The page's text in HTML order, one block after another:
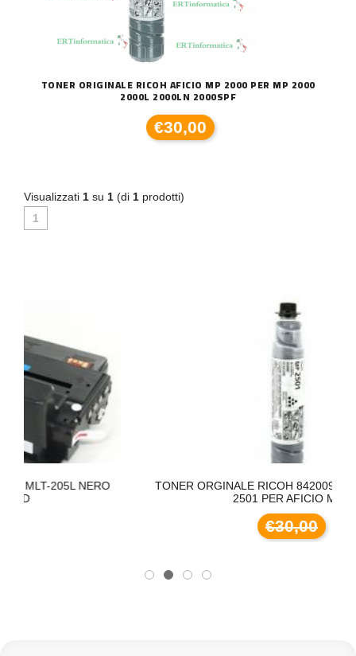
TONER ORIGINALE RICOH AFICIO MP 2000 PER MP 2000
2000L 2000LN 2000SPF
€30,00
Visualizzati 1 su 1 (di 1 prodotti)
1
NERO
TONER ORGINALE RICOH 842009 NERO TYPE MP
2501 PER AFICIO MP